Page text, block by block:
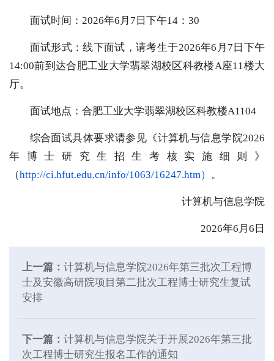
面试时间：2026年6月7日下午14：30
面试形式：线下面试，请考生于2026年6月7日下午
14:00前到达合肥工业大学翡翠湖校区科教楼A座11楼大
厅。
面试地点：合肥工业大学翡翠湖校区科教楼A1104
综合面试具体要求请参见《计算机与信息学院2026
年博士研究生招生考核实施细则》
（http://ci.hfut.edu.cn/info/1063/16247.htm） 。
计算机与信息学院
2026年6月6日
上一篇： 计算机与信息学院2026年第三批次工程博
士及安徽高研院项目第二批次工程博士研究生复试
安排
下一篇： 计算机与信息学院关于开展2026年第三批
次工程博士研究生报名工作的通知